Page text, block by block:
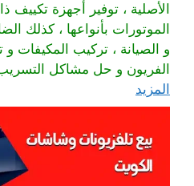
الأصلية ، توفير أجهزة تكييف
الموتورات بأنواعها ، كذلك
و الصيانة ، تركيب المكيفات و
الفريون و حل مشاكل التسريب
المزيد